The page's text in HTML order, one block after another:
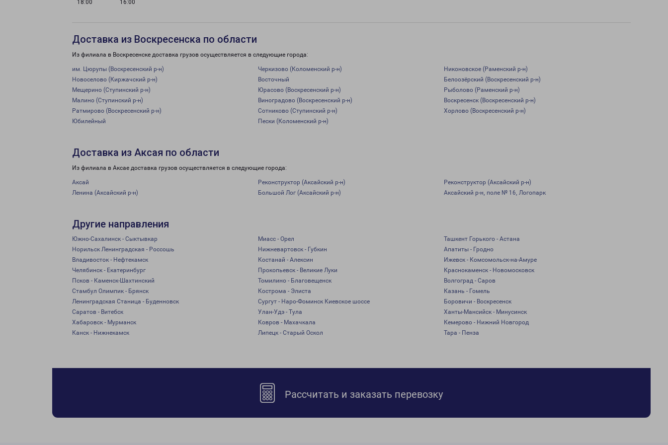
18:00
16:00
Доставка из Воскресенска по области
Из филиала в Воскресенске доставка грузов осуществляется в следующие города:
им. Цюрупы (Воскресенский р-н) Черкизово (Коломенский р-н)
Никоновское (Раменский р-н)
Новоселово (Киржачский р-н)
Восточный
Белоозёрский (Воскресенский р-н)
Мещерино (Ступинский р-н)
Юрасово (Воскресенский р-н)
Рыболово (Раменский р-н)
Малино (Ступинский р-н)
Виноградово (Воскресенский р-н)
Воскресенск (Воскресенский р-н)
Ратмирово (Воскресенский р-н)
Сотниково (Ступинский р-н)
Хорлово (Воскресенский р-н)
Юбилейный
Пески (Коломенский р-н)
Доставка из Аксая по области
Из филиала в Аксае доставка грузов осуществляется в следующие города:
Аксай Реконструктор (Аксайский р-н)
Реконструктор (Аксайский р-н)
Ленина (Аксайский р-н)
Большой Лог (Аксайский р-н) Аксайский р-н, поле № 16, Логопарк
Другие направления
Южно-Сахалинск - Сыктывкар Миасс - Орел
Ташкент Горького - Астана
Норильск Ленинградская - Россошь
Нижневартовск - Губкин
Апатиты - Гродно
Владивосток - Нефтекамск
Костанай - Алексин
Ижевск - Комсомольск-на-Амуре
Челябинск - Екатеринбург
Прокопьевск - Великие Луки
Краснокаменск - Новомосковск
Псков - Каменск-Шахтинский
Томилино - Благовещенск
Волгоград - Саров
Стамбул Олимпик - Брянск
Кострома - Элиста
Казань - Гомель
Ленинградская Станица - Буденновск
Сургут - Наро-Фоминск Киевское шоссе
Боровичи - Воскресенск
Саратов - Витебск
Улан-Удэ - Тула
Ханты-Мансийск - Минусинск
Хабаровск - Мурманск
Ковров - Махачкала
Кемерово - Нижний Новгород
Канск - Нижнекамск
Липецк - Старый Оскол Тара - Пенза
Рассчитать и заказать перевозку